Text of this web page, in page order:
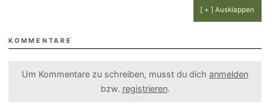
[ + ] Ausklappen
KOMMENTARE
Um Kommentare zu schreiben, musst du dich anmelden
bzw. registrieren.